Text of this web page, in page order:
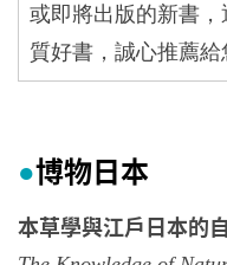
或即將出版的新書
質好書，誠心推薦給
●博物日本
本草學與江戶日本的